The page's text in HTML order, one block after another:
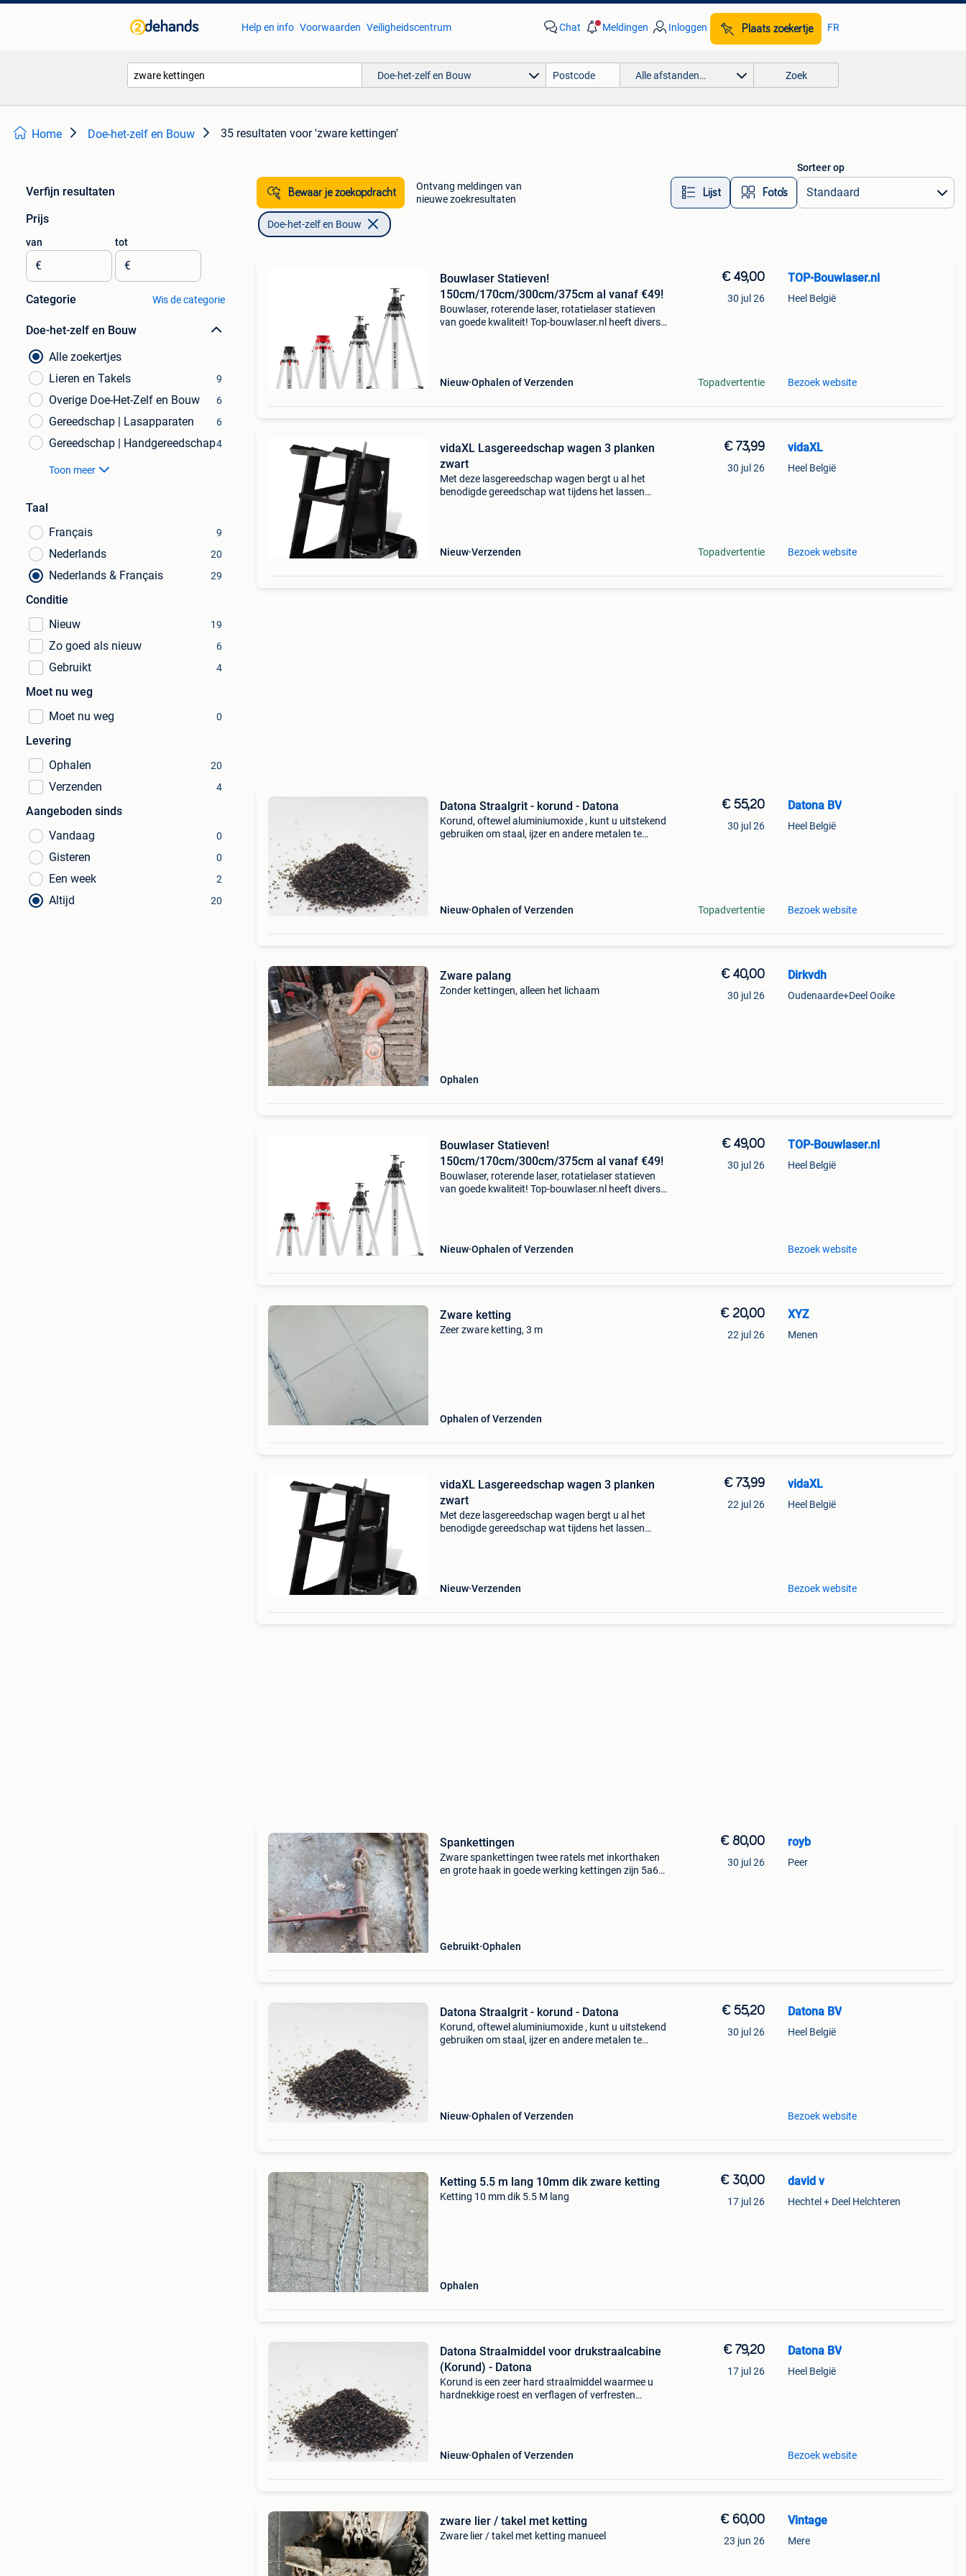
Help en info Voorwaarden Veiligheidscentrum Chat Meldingen Inloggen Plaats zoekertje FR
Doe-het-zelf en Bouw Alle afstanden… Zoek
Home Doe-het-zelf en Bouw 35 resultaten voor 'zware kettingen'
Verfijn resultaten
Prijs
van
€
tot
€
Categorie Wis de categorie
Doe-het-zelf en Bouw
Alle zoekertjes
Lieren en Takels
9
Overige Doe-Het-Zelf en Bouw 6
Gereedschap | Lasapparaten 6
Gereedschap | Handgereedschap4
Toon meer
Taal
Français
9
Nederlands 20
Nederlands & Français 29
Conditie
Nieuw
19
Zo goed als nieuw 6
Gebruikt 4
Moet nu weg
Moet nu weg
0
Levering
Ophalen
20
Verzenden 4
Aangeboden sinds
Vandaag
0
Gisteren 0
Een week 2
Altijd 20
Bewaar je zoekopdracht
Ontvang meldingen van
nieuwe zoekresultaten
Lijst Foto’s
Sorteer op
Doe-het-zelf en Bouw
Bouwlaser Statieven!
150cm/170cm/300cm/375cm al vanaf €49!
Bouwlaser, roterende laser, rotatielaser statieven
van goede kwaliteit! Top-bouwlaser.nl heeft diverse
Nieuw Ophalen of Verzenden
€ 49,00
30 jul 26
Topadvertentie
TOP-Bouwlaser.nl
Heel België
Bezoek website
vidaXL Lasgereedschap wagen 3 planken
zwart
Met deze lasgereedschap wagen bergt u al het
benodigde gereedschap wat tijdens het lassen
Nieuw Verzenden
€ 73,99
30 jul 26
Topadvertentie
vidaXL
Heel België
Bezoek website
Datona Straalgrit - korund - Datona
Korund, oftewel aluminiumoxide , kunt u uitstekend
gebruiken om staal, ijzer en andere metalen te
Nieuw Ophalen of Verzenden
€ 55,20
30 jul 26
Topadvertentie
Datona BV
Heel België
Bezoek website
Zware palang
Zonder kettingen, alleen het lichaam
Ophalen
€ 40,00
30 jul 26
Dirkvdh
Oudenaarde+Deel Ooike
Bouwlaser Statieven!
150cm/170cm/300cm/375cm al vanaf €49!
Bouwlaser, roterende laser, rotatielaser statieven
van goede kwaliteit! Top-bouwlaser.nl heeft diverse
Nieuw Ophalen of Verzenden
€ 49,00
30 jul 26
TOP-Bouwlaser.nl
Heel België
Bezoek website
Zware ketting
Zeer zware ketting, 3 m
Ophalen of Verzenden
€ 20,00
22 jul 26
XYZ
Menen
vidaXL Lasgereedschap wagen 3 planken
zwart
Met deze lasgereedschap wagen bergt u al het
benodigde gereedschap wat tijdens het lassen
Nieuw Verzenden
€ 73,99
22 jul 26
vidaXL
Heel België
Bezoek website
Spankettingen
Zware spankettingen twee ratels met inkorthaken
en grote haak in goede werking kettingen zijn 5a6
Gebruikt Ophalen
€ 80,00
30 jul 26
royb
Peer
Datona Straalgrit - korund - Datona
Korund, oftewel aluminiumoxide , kunt u uitstekend
gebruiken om staal, ijzer en andere metalen te
Nieuw Ophalen of Verzenden
€ 55,20
30 jul 26
Datona BV
Heel België
Bezoek website
Ketting 5.5 m lang 10mm dik zware ketting
Ketting 10 mm dik 5.5 M lang
Ophalen
€ 30,00
17 jul 26
david v
Hechtel + Deel Helchteren
Datona Straalmiddel voor drukstraalcabine
(Korund) - Datona
Korund is een zeer hard straalmiddel waarmee u
hardnekkige roest en verflagen of verfresten
Nieuw Ophalen of Verzenden
€ 79,20
17 jul 26
Datona BV
Heel België
Bezoek website
zware lier / takel met ketting
Zware lier / takel met ketting manueel
€ 60,00
23 jun 26
Vintage
Mere